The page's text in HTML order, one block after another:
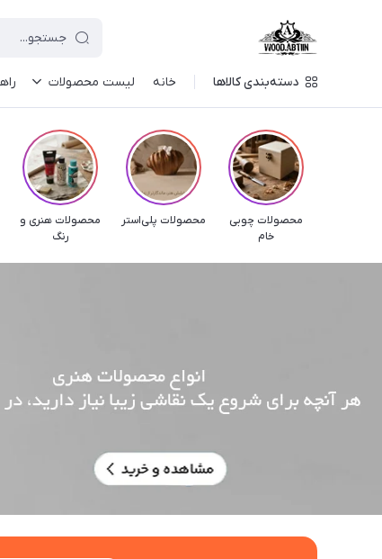
دسته‌بندی کالاها خانه لیست محصولات
محصولات چوبی
خام
محصولات پلی‌استر
محصولات هنری و
رنگ